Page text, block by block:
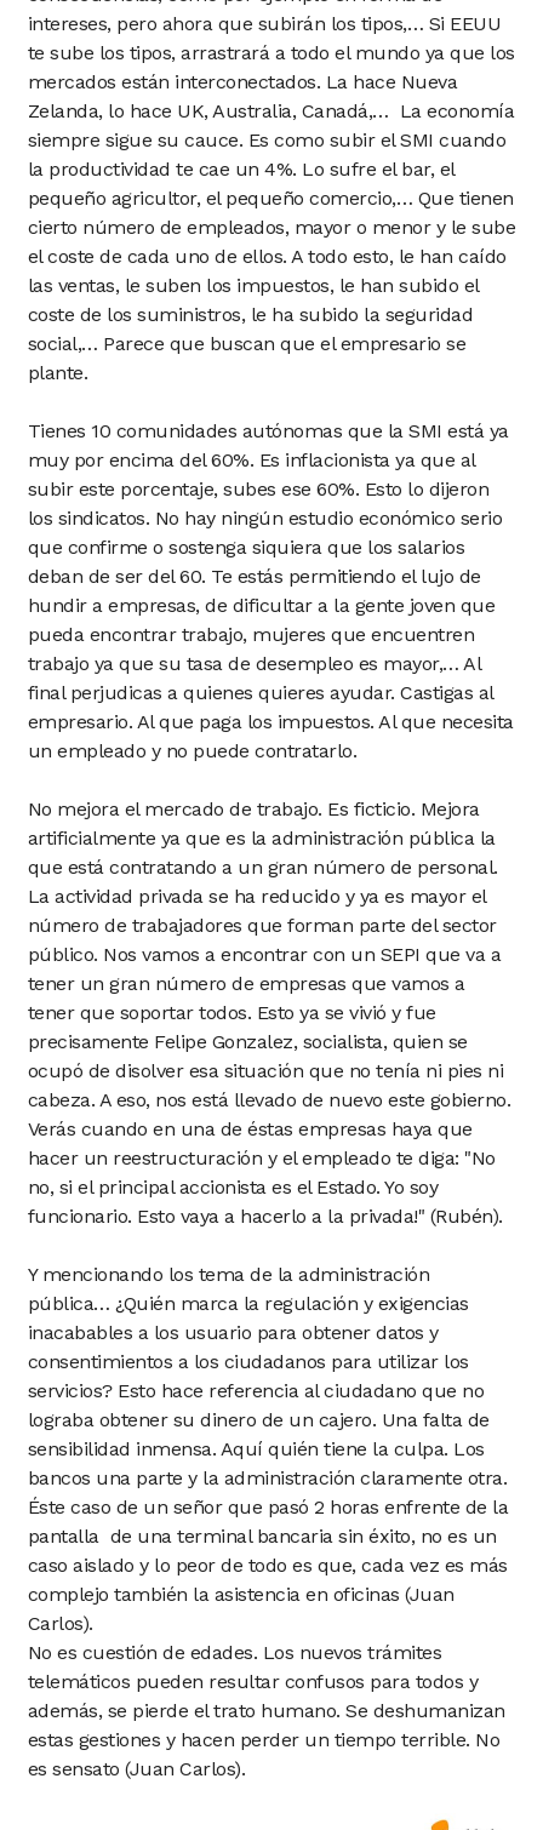
intereses, pero ahora que subirán los tipos,… Si EEUU
te sube los tipos, arrastrará a todo el mundo ya que los
mercados están interconectados. La hace Nueva
Zelanda, lo hace UK, Australia, Canadá,… La economía
siempre sigue su cauce. Es como subir el SMI cuando
la productividad te cae un 4%. Lo sufre el bar, el
pequeño agricultor, el pequeño comercio,… Que tienen
cierto número de empleados, mayor o menor y le sube
el coste de cada uno de ellos. A todo esto, le han caído
las ventas, le suben los impuestos, le han subido el
coste de los suministros, le ha subido la seguridad
social,… Parece que buscan que el empresario se
plante.
Tienes 10 comunidades autónomas que la SMI está ya
muy por encima del 60%. Es inflacionista ya que al
subir este porcentaje, subes ese 60%. Esto lo dijeron
los sindicatos. No hay ningún estudio económico serio
que confirme o sostenga siquiera que los salarios
deban de ser del 60. Te estás permitiendo el lujo de
hundir a empresas, de dificultar a la gente joven que
pueda encontrar trabajo, mujeres que encuentren
trabajo ya que su tasa de desempleo es mayor,… Al
final perjudicas a quienes quieres ayudar. Castigas al
empresario. Al que paga los impuestos. Al que necesita
un empleado y no puede contratarlo.
No mejora el mercado de trabajo. Es ficticio. Mejora
artificialmente ya que es la administración pública la
que está contratando a un gran número de personal.
La actividad privada se ha reducido y ya es mayor el
número de trabajadores que forman parte del sector
público. Nos vamos a encontrar con un SEPI que va a
tener un gran número de empresas que vamos a
tener que soportar todos. Esto ya se vivió y fue
precisamente Felipe Gonzalez, socialista, quien se
ocupó de disolver esa situación que no tenía ni pies ni
cabeza. A eso, nos está llevado de nuevo este gobierno.
Verás cuando en una de éstas empresas haya que
hacer un reestructuración y el empleado te diga: "No
no, si el principal accionista es el Estado. Yo soy
funcionario. Esto vaya a hacerlo a la privada!" (Rubén).
Y mencionando los tema de la administración
pública… ¿Quién marca la regulación y exigencias
inacabables a los usuario para obtener datos y
consentimientos a los ciudadanos para utilizar los
servicios? Esto hace referencia al ciudadano que no
lograba obtener su dinero de un cajero. Una falta de
sensibilidad inmensa. Aquí quién tiene la culpa. Los
bancos una parte y la administración claramente otra.
Éste caso de un señor que pasó 2 horas enfrente de la
pantalla de una terminal bancaria sin éxito, no es un
caso aislado y lo peor de todo es que, cada vez es más
complejo también la asistencia en oficinas (Juan
Carlos).
No es cuestión de edades. Los nuevos trámites
telemáticos pueden resultar confusos para todos y
además, se pierde el trato humano. Se deshumanizan
estas gestiones y hacen perder un tiempo terrible. No
es sensato (Juan Carlos).